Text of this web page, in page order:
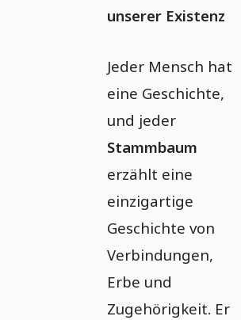
unserer Existenz
Jeder Mensch hat
eine Geschichte,
und jeder
Stammbaum
erzählt eine
einzigartige
Geschichte von
Verbindungen,
Erbe und
Zugehörigkeit. Er